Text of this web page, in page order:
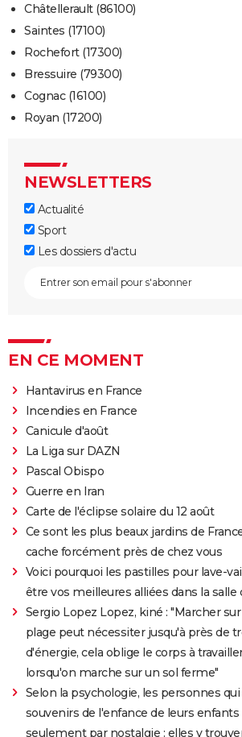
Châtellerault (86100)
Saintes (17100)
Rochefort (17300)
Bressuire (79300)
Cognac (16100)
Royan (17200)
NEWSLETTERS
Actualité
Sport
Les dossiers d'actu
EN CE MOMENT
Hantavirus en France
Incendies en France
Canicule d'août
La Liga sur DAZN
Pascal Obispo
Guerre en Iran
Carte de l'éclipse solaire du 12 août
Ce sont les plus beaux jardins de
cache forcément près de chez vous
Voici pourquoi les pastilles pour lave-
être vos meilleures alliées dans la salle
Sergio Lopez Lopez, kiné : "Marcher
plage peut nécessiter jusqu'à près de
d'énergie, cela oblige le corps à
lorsqu'on marche sur un sol ferme"
Selon la psychologie, les personnes
souvenirs de l'enfance de leurs
seulement par nostalgie : elles y